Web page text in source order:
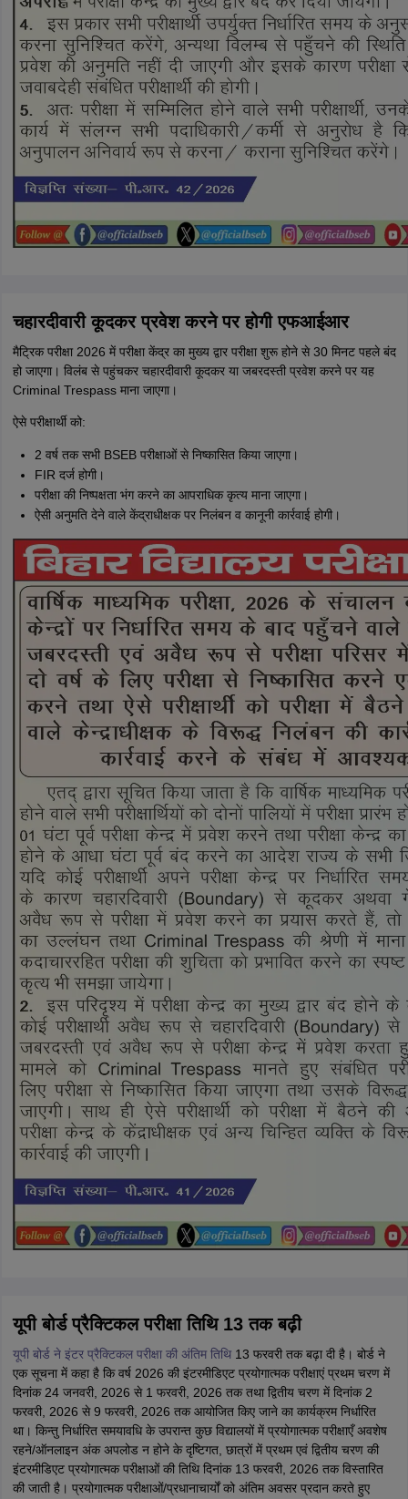
चहारदीवारी कूदकर प्रवेश करने पर होगी एफआईआर
मैट्रिक परीक्षा 2026 में परीक्षा केंद्र का मुख्य द्वार परीक्षा शुरू होने से 30 मिनट पहले बंद
हो जाएगा। विलंब से पहुंचकर चहारदीवारी कूदकर या जबरदस्ती प्रवेश करने पर यह
Criminal Trespass माना जाएगा।
ऐसे परीक्षार्थी को:
2 वर्ष तक सभी BSEB परीक्षाओं से निष्कासित किया जाएगा।
FIR दर्ज होगी।
परीक्षा की निष्पक्षता भंग करने का आपराधिक कृत्य माना जाएगा।
ऐसी अनुमति देने वाले केंद्राधीक्षक पर निलंबन व कानूनी कार्रवाई होगी।
यूपी बोर्ड प्रैक्टिकल परीक्षा तिथि 13 तक बढ़ी
यूपी बोर्ड ने इंटर प्रैक्टिकल परीक्षा की अंतिम तिथि13 फरवरी तक बढ़ा दी है। बोर्ड ने
एक सूचना में कहा है कि वर्ष 2026 की इंटरमीडिएट प्रयोगात्मक परीक्षाएं प्रथम चरण में
दिनांक 24 जनवरी, 2026 से 1 फरवरी, 2026 तक तथा द्वितीय चरण में दिनांक 2
फरवरी, 2026 से 9 फरवरी, 2026 तक आयोजित किए जाने का कार्यक्रम निर्धारित
था। किन्तु निर्धारित समयावधि के उपरान्त कुछ विद्यालयों में प्रयोगात्मक परीक्षाएँ अवशेष
रहने/ऑनलाइन अंक अपलोड न होने के दृष्टिगत, छात्रों में प्रथम एवं द्वितीय चरण की
इंटरमीडिएट प्रयोगात्मक परीक्षाओं की तिथि दिनांक 13 फरवरी, 2026 तक विस्तारित
की जाती है। प्रयोगात्मक परीक्षाओं/प्रधानाचार्यों को अंतिम अवसर प्रदान करते हुए